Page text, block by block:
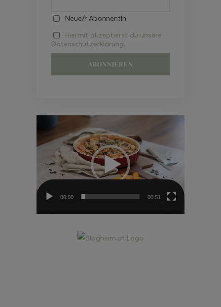
Neue/r AbonnentIn
Hiermit akzeptierst du unsere
Datenschutzerklärung.
Video-
00:00 00:51